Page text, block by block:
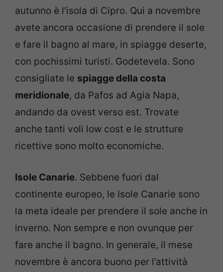
autunno è l’isola di Cipro. Qui a novembre
avete ancora occasione di prendere il sole
e fare il bagno al mare, in spiagge deserte,
con pochissimi turisti. Godetevela. Sono
consigliate le spiagge della costa
meridionale, da Pafos ad Agia Napa,
andando da ovest verso est. Trovate
anche tanti voli low cost e le strutture
ricettive sono molto economiche.
Isole Canarie. Sebbene fuori dal
continente europeo, le Isole Canarie sono
la meta ideale per prendere il sole anche in
inverno. Non sempre e non ovunque per
fare anche il bagno. In generale, il mese
novembre è ancora buono per l’attività